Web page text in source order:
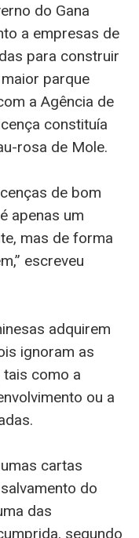
do Gana
a empresas de
para construir
parque
a Agência de
constituía
rosa de Mole.
de bom
apenas um
mas de forma
escreveu
adquirem
ignoram as
como a
ou a
cartas
do
das
segundo